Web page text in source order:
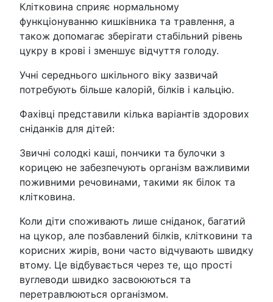
Клітковина сприяє нормальному
функціонуванню кишківника та травлення, а
також допомагає зберігати стабільний рівень
цукру в крові і зменшує відчуття голоду.
Учні середнього шкільного віку зазвичай
потребують більше калорій, білків і кальцію.
Фахівці представили кілька варіантів здорових
сніданків для дітей:
Звичні солодкі каші, пончики та булочки з
корицею не забезпечують організм важливими
поживними речовинами, такими як білок та
клітковина.
Коли діти споживають лише сніданок, багатий
на цукор, але позбавлений білків, клітковини та
корисних жирів, вони часто відчувають швидку
втому. Це відбувається через те, що прості
вуглеводи швидко засвоюються та
перетравлюються організмом.